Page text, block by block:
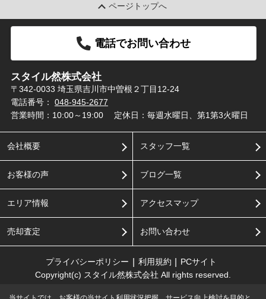
ページトップへ
電話でお問い合わせ
スタイル然株式会社
〒342-0033 埼玉県吉川市中曽根２丁目12-24
電話番号： 048-945-2677
営業時間：10:00～19:00
定休日：毎週水曜日、第1第3火曜日
会社概要
お客様の声
エリア情報
売却査定
スタッフ一覧
ブログ一覧
アクセスマップ
お問い合わせ
プライバシーポリシー 利用規約
PCサイト
Copyright(c) スタイル然株式会社 All rights reserved.